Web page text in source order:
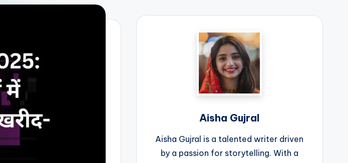
Aisha Gujral
Aisha Gujral is a talented writer driven
by a passion for storytelling. With a